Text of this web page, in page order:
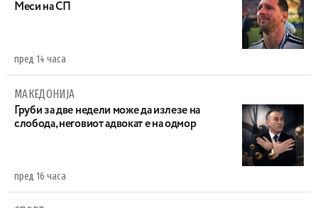
Меси на СП
пред 14 часа
МАКЕДОНИЈА
Груби за две недели може да излезе на
слобода, неговиот адвокат е на одмор
пред 16 часа